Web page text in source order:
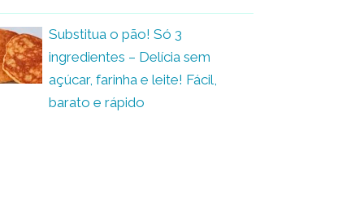
Substitua o pão! Só 3
ingredientes – Delícia sem
açúcar, farinha e leite! Fácil,
barato e rápido